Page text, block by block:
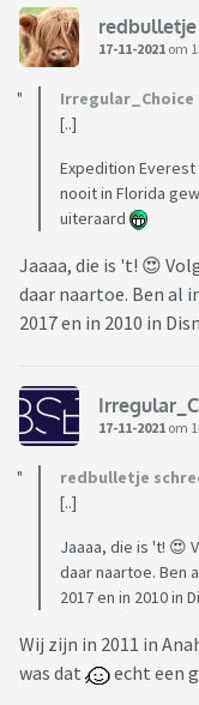
redbulletje
17-11-2021 om
Irregular_Choice
[..]
Expedition Everest
nooit in Florida
uiteraard
Jaaaa, die is 't! 😍
daar naartoe. Ben al
2017 en in 2010 in
17-11-2021 om
redbulletje
[..]
Jaaaa, die is 't! 😍
daar naartoe. Ben
2017 en in 2010 in
Wij zijn in 2011 in
was dat
echt een